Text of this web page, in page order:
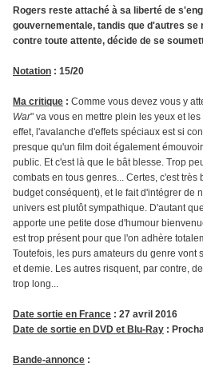
Rogers reste attaché à sa liberté de
gouvernementale, tandis que d'autres se
contre toute attente, décide de se
Notation : 15/20
Ma critique : Comme vous devez vous y
War" va vous en mettre plein les yeux et
effet, l'avalanche d'effets spéciaux est si
presque qu'un film doit également
public. Et c'est là que le bât blesse. Trop
combats en tous genres... Certes, c'est très
budget conséquent), et le fait d'intégrer de
univers est plutôt sympathique. D'autant
apporte une petite dose d'humour
est trop présent pour que l'on adhère
Toutefois, les purs amateurs du genre vont
et demie. Les autres risquent, par contre,
trop long...
Date sortie en France : 27 avril 2016
Date de sortie en DVD et Blu-Ray :
Bande-annonce :